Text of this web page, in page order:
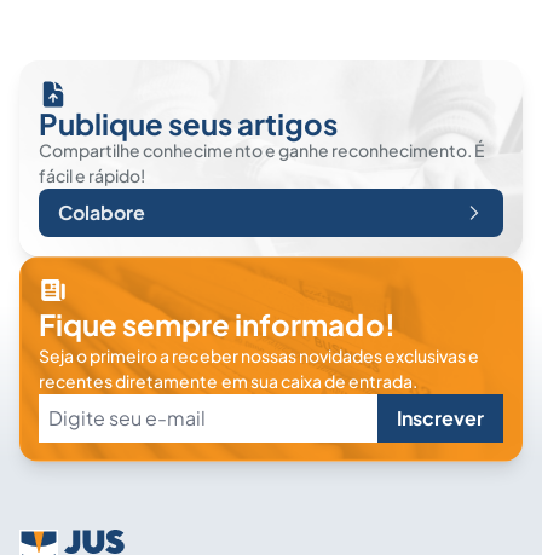
Publique seus artigos
Compartilhe conhecimento e ganhe reconhecimento. É
fácil e rápido!
Colabore
Fique sempre informado!
Seja o primeiro a receber nossas novidades exclusivas e
recentes diretamente em sua caixa de entrada.
Inscrever